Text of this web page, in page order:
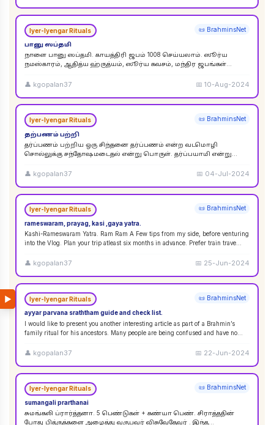
▶
Iyer-Iyengar Rituals 📜 BrahminsNet
பானு ஸப்தமி
நாளை பானு ஸப்தமி. காயத்திரி ஜபம் 1008 செய்யலாம். ஸூர்ய
நமஸ்காரம், ஆதித்ய ஹ்ருத்யம், ஸூர்ய கவசம், மந்திர ஜபங்கள்
👤 kgopalan37 📅10-Aug-2024
Iyer-Iyengar Rituals 📜 BrahminsNet
தற்பணம் பற்றி
தர்ப்பணம் பற்றிய ஒரு சிந்தனை தர்ப்பணம் என்ற வடமொழி
சொல்லுக்கு சந்தோஷமடைதல் என்று பொருள். தர்ப்பயாமி என்று
கொள்ளலாம்...
👤 kgopalan37 📅 04-Jul-2024
Iyer-Iyengar Rituals 📜 BrahminsNet
rameswaram, prayag, kasi ,gaya yatra.
Kashi-Rameswaram Yatra. Ram Ram A Few tips from my side, before venturing
into the Vlog. Plan your trip atleast six months in advance. Prefer train trave...
👤 kgopalan37 📅 25-Jun-2024
Iyer-Iyengar Rituals 📜 BrahminsNet
ayyar parvana sraththam guide and check list.
I would like to present you another interesting article as part of a Brahmin’s
family ritual for his ancestors. Many people are being confused and have no
👤 kgopalan37 📅 22-Jun-2024
Iyer-Iyengar Rituals 📜 BrahminsNet
sumangali prarthanai
சுமங்கலி ப்ரார்த்தனா. 5 பெண்டுகள் + கண்யா பெண். சிராத்ததின்
போது பித்ருக்களை அழைத்து வருபவர் விசுவேதேவர் . இந்த